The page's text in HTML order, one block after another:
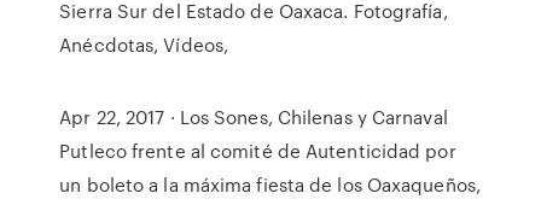
Sierra Sur del Estado de Oaxaca. Fotografía,
Anécdotas, Vídeos,
Apr 22, 2017 · Los Sones, Chilenas y Carnaval
Putleco frente al comité de Autenticidad por
un boleto a la máxima fiesta de los Oaxaqueños,